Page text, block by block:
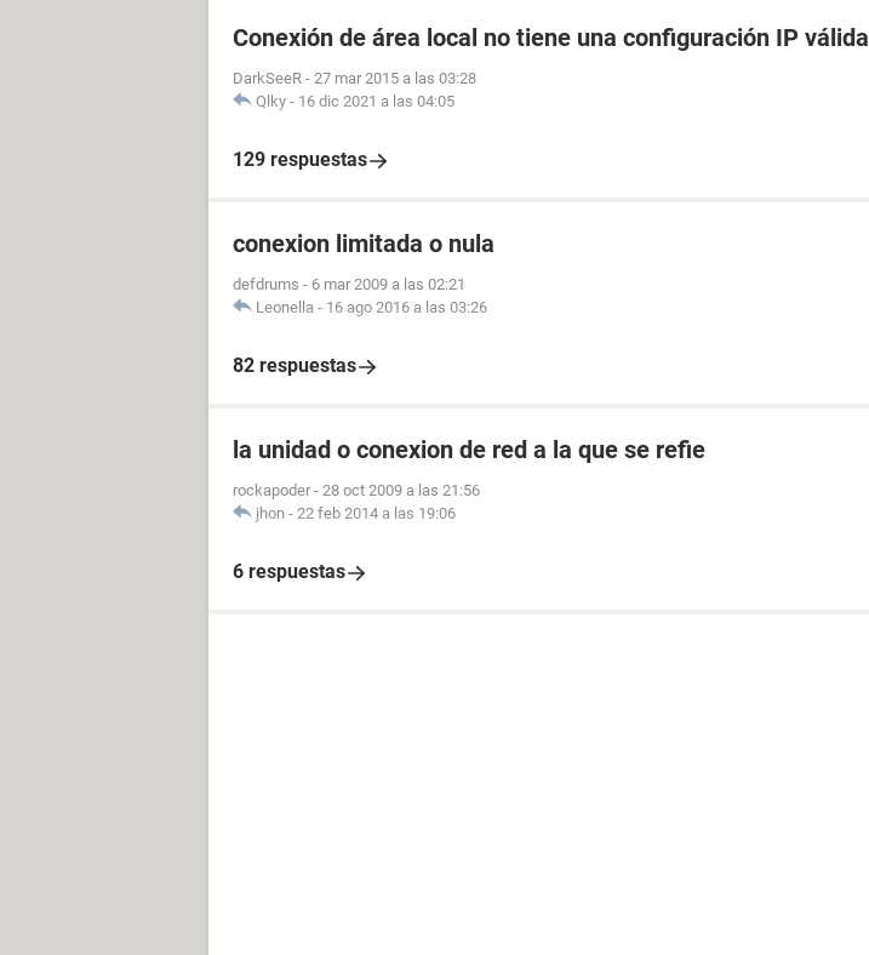
Conexión de área local no tiene una configuración IP válida
DarkSeeR - 27 mar 2015 a las 03:28
Qlky - 16 dic 2021 a las 04:05
129 respuestas
conexion limitada o nula
defdrums - 6 mar 2009 a las 02:21
Leonella - 16 ago 2016 a las 03:26
82 respuestas
la unidad o conexion de red a la que se refie
rockapoder - 28 oct 2009 a las 21:56
jhon - 22 feb 2014 a las 19:06
6 respuestas